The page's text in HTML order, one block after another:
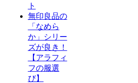
ト
無印良品の
「なめら
か」シリー
ズが良き！
【アラフィ
フの服選
び】